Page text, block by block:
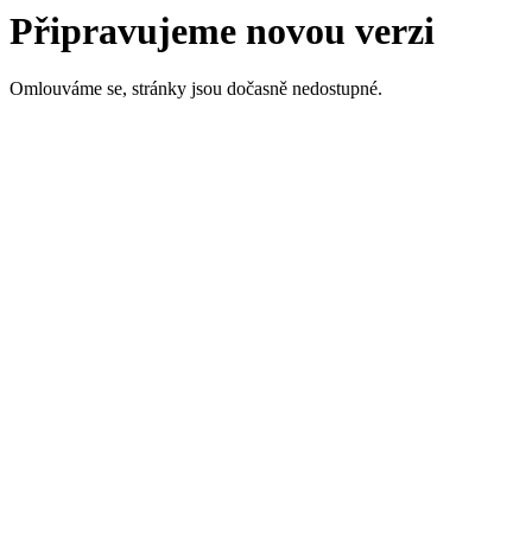
Připravujeme novou verzi
Omlouváme se, stránky jsou dočasně nedostupné.